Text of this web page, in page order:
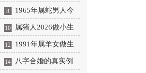
2026年化解太岁方法
和财运怎么样
8 1965年属蛇男人今
年运气怎么样 男1965年
属蛇的今年运势如何
10 属猪人2026做小生
意 属猪的人2026年适合
做点什么生意
12 1991年属羊女做生
意招财吗 1991年属羊女
14 八字合婚的真实例